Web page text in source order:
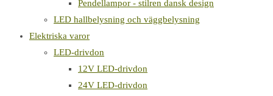
Pendellampor - stilren dansk design
LED hallbelysning och väggbelysning
Elektriska varor
LED-drivdon
12V LED-drivdon
24V LED-drivdon